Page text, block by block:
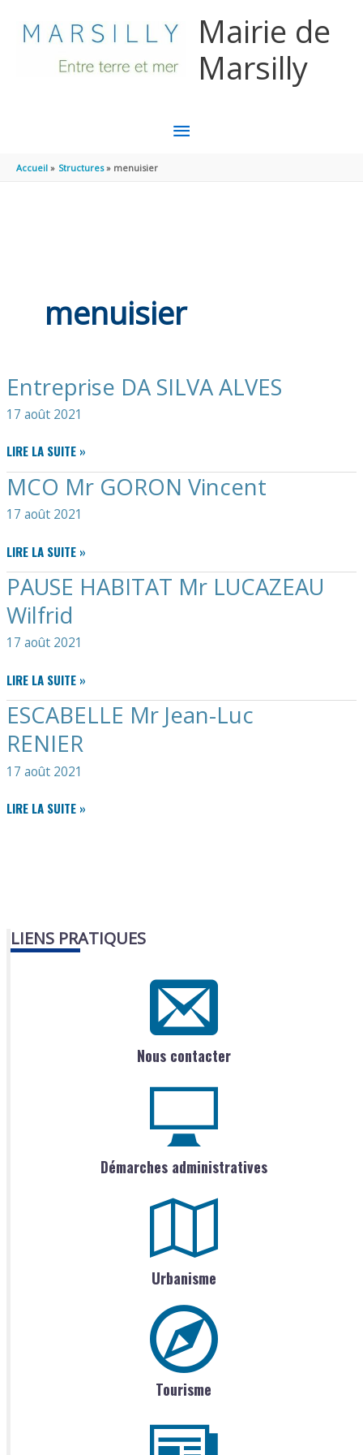
Mairie de
Marsilly
MENU
Accueil Structures menuisier
menuisier
Entreprise DA SILVA ALVES
17 août 2021
ENTREPRISE
DA
SILVA
LIRE LA SUITE »
MCO Mr GORON Vincent
17 août 2021
MCO
MR
GORON
VINCENT
LIRE LA SUITE »
PAUSE HABITAT Mr LUCAZEAU
Wilfrid
17 août 2021
PAUSE
HABITAT
MR
LUCAZEAU
WILFRID
LIRE LA SUITE »
ESCABELLE Mr Jean-Luc
RENIER
17 août 2021
ESCABELLE
LIRE LA SUITE »
LIENS PRATIQUES
Nous contacter
Démarches administratives
Urbanisme
Tourisme